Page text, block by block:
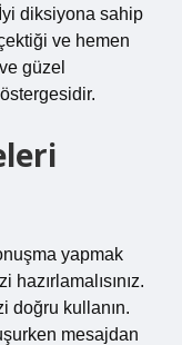
diksiyona sahip
ve hemen
güzel
yapmak
doğru kullanın.
mesajdan